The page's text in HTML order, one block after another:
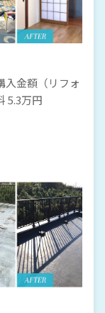
入金額（リフォ
5.3万円